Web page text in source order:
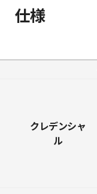
仕様
クレデンシャ
ル